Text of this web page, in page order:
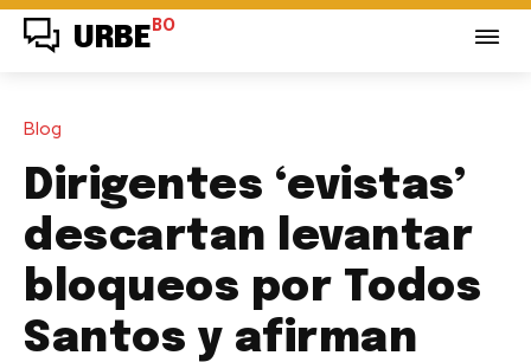
URBE BO
Blog
Dirigentes ‘evistas’
descartan levantar
bloqueos por Todos
Santos y afirman